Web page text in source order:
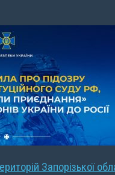
Запорізької